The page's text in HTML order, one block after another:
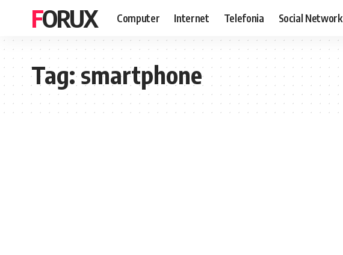
FORUX Computer Internet Telefonia Social Network
Tag:smartphone